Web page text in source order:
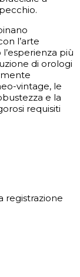
l’arte
più
di orologi
vintage, le
e la
requisiti
registrazione